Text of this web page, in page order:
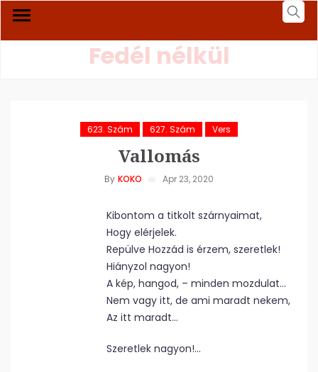
Fedél nélkül
623. Szám 627. Szám Vers
Vallomás
By KOKO Apr 23, 2020
Kibontom a titkolt szárnyaimat,
Hogy elérjelek.
Repülve Hozzád is érzem, szeretlek!
Hiányzol nagyon!
A kép, hangod, – minden mozdulat…
Nem vagy itt, de ami maradt nekem,
Az itt maradt…
Szeretlek nagyon!…